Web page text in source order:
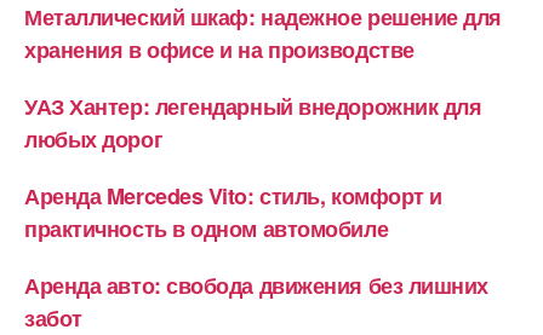
Металлический шкаф: надежное решение для
хранения в офисе и на производстве
УАЗ Хантер: легендарный внедорожник для
любых дорог
Аренда Mercedes Vito: стиль, комфорт и
практичность в одном автомобиле
Аренда авто: свобода движения без лишних
забот